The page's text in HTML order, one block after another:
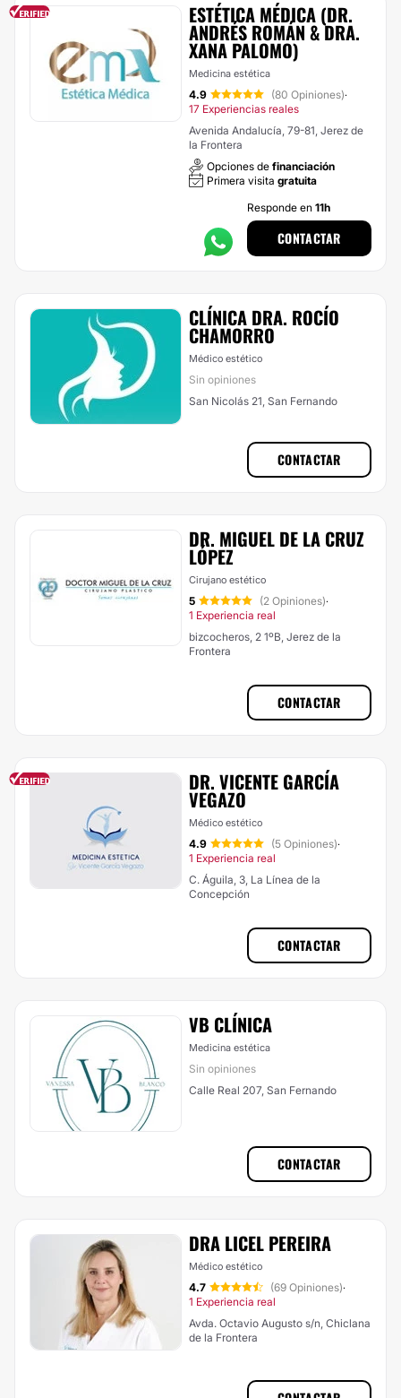
ESTÉTICA MÉDICA (DR.
ANDRÉS ROMÁN & DRA.
XANA PALOMO)
Medicina estética
4.9 (80 Opiniones)·
17 Experiencias reales
Avenida Andalucía, 79-81, Jerez de
la Frontera
Opciones de financiación
Primera visita gratuita
Responde en 11h
CONTACTAR
CLÍNICA DRA. ROCÍO
CHAMORRO
Médico estético
Sin opiniones
San Nicolás 21, San Fernando
CONTACTAR
DR. MIGUEL DE LA CRUZ
LÓPEZ
Cirujano estético
5 (2 Opiniones)·
1 Experiencia real
bizcocheros, 2 1ºB, Jerez de la
Frontera
CONTACTAR
DR. VICENTE GARCÍA
VEGAZO
Médico estético
4.9 (5 Opiniones)·
1 Experiencia real
C. Águila, 3, La Línea de la
Concepción
CONTACTAR
VB CLÍNICA
Medicina estética
Sin opiniones
Calle Real 207, San Fernando
CONTACTAR
DRA LICEL PEREIRA
Médico estético
4.7 (69 Opiniones)·
1 Experiencia real
Avda. Octavio Augusto s/n, Chiclana
de la Frontera